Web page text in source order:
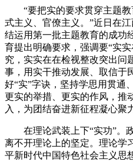
“要把实的要求贯穿主题
式主义、官僚主义。”近日在
结运用第一批主题教育的成功
育提出明确要求，强调要“实
究，实实在在检视整改突出问
事，用实干推动发展、取信于
好“实”字诀，坚持学思用贯通
更实的举措、更实的作风，推
入，为团结奋进新征程凝心聚
在理论武装上下“实功”。
离不开理论上的坚定。理论学
平新时代中国特色社会主义思